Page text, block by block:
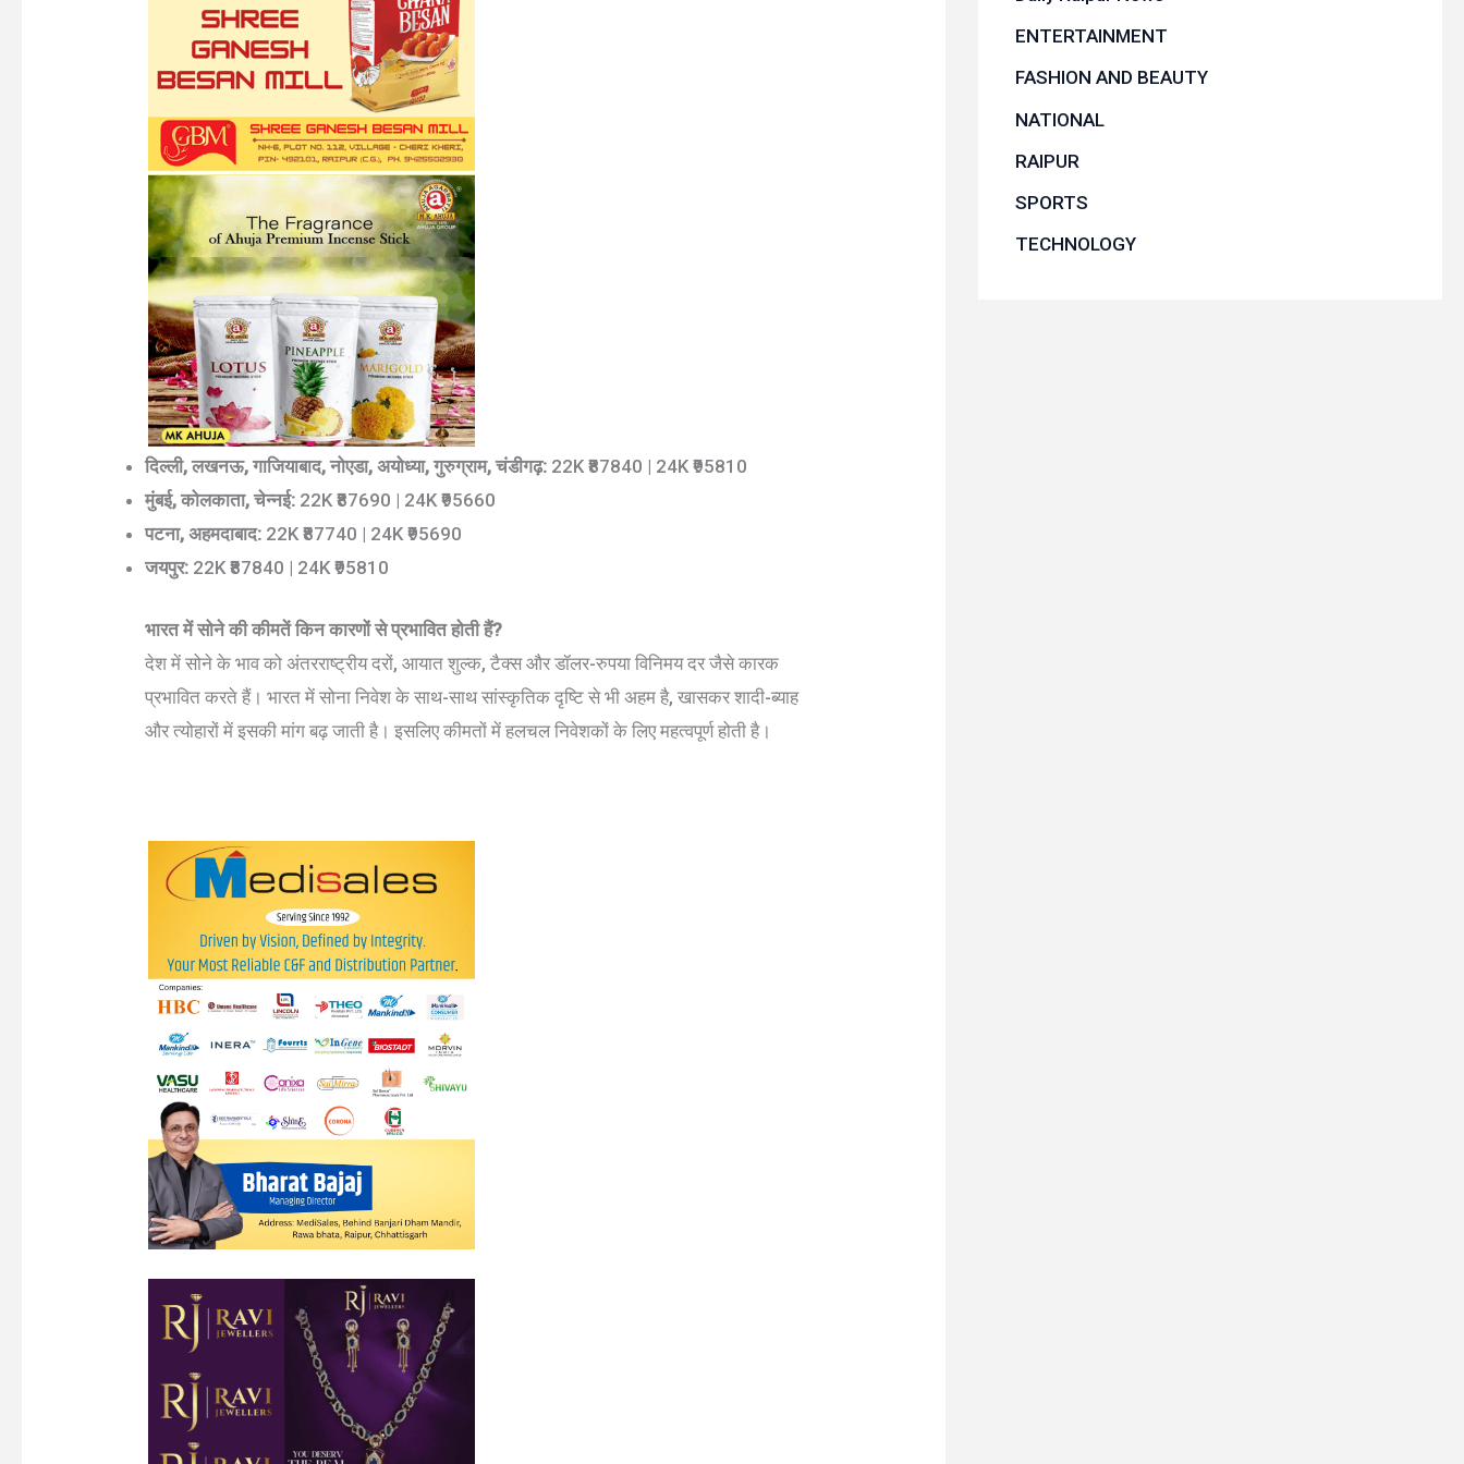
दिल्ली, लखनऊ, गाजियाबाद, नोएडा, अयोध्या, गुरुग्राम, चंडीगढ़: 22K ₹87840 | 24K ₹95810
मुंबई, कोलकाता, चेन्नई: 22K ₹87690 | 24K ₹95660
पटना, अहमदाबाद: 22K ₹87740 | 24K ₹95690
जयपुर: 22K ₹87840 | 24K ₹95810
भारत में सोने की कीमतें किन कारणों से प्रभावित होती हैं?
देश में सोने के भाव को अंतरराष्ट्रीय दरों, आयात शुल्क, टैक्स और डॉलर-रुपया विनिमय दर जैसे कारक
प्रभावित करते हैं। भारत में सोना निवेश के साथ-साथ सांस्कृतिक दृष्टि से भी अहम है, खासकर शादी-ब्याह
और त्योहारों में इसकी मांग बढ़ जाती है। इसलिए कीमतों में हलचल निवेशकों के लिए महत्वपूर्ण होती है।
ENTERTAINMENT
FASHION AND BEAUTY
NATIONAL
RAIPUR
SPORTS
TECHNOLOGY